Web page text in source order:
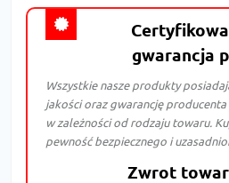
gwarancja
Wszystkie nasze produkty
jakości oraz gwarancję
w zależności od rodzaju towaru.
pewność bezpiecznego i
Zwrot